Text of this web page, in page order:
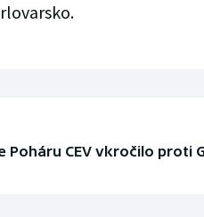
Poháru CEV vkročilo proti